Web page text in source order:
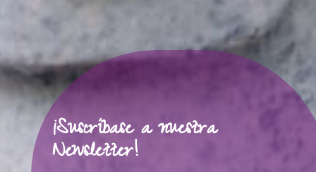
¡Suscríbase a nuestra
Newsletter!